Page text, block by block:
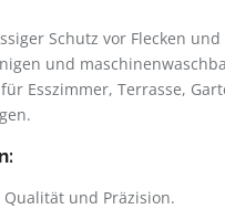
Schutz vor Flecken
und
Esszimmer, Terrasse,
und Präzision.